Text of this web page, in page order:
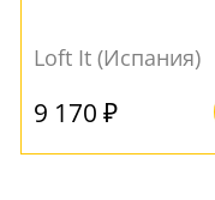
Loft It (Испания)
9 170 ₽